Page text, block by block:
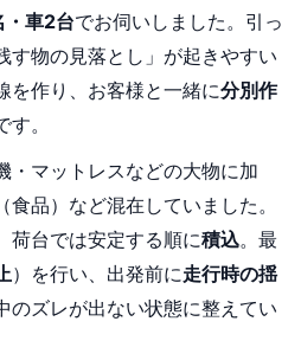
車2台でお伺いしました。引っ
す物の見落とし」が起きやすい
を作り、お客様と一緒に分別作
。
・マットレスなどの大物に加
品）など混在していました。
荷台では安定する順に積込。最
）を行い、出発前に走行時の揺
のズレが出ない状態に整えてい